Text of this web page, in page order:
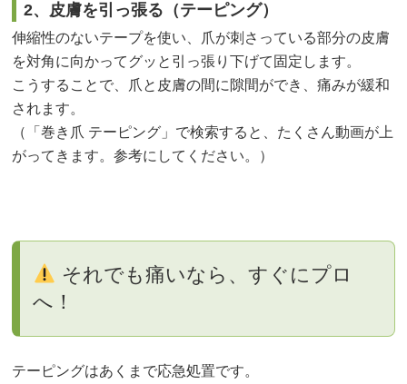
2、皮膚を引っ張る（テーピング）
伸縮性のないテープを使い、爪が刺さっている部分の皮膚
を対角に向かってグッと引っ張り下げて固定します。
こうすることで、爪と皮膚の間に隙間ができ、痛みが緩和
されます。
（「巻き爪 テーピング」で検索すると、たくさん動画が上
がってきます。参考にしてください。）
それでも痛いなら、すぐにプロ
へ！
テーピングはあくまで応急処置です。